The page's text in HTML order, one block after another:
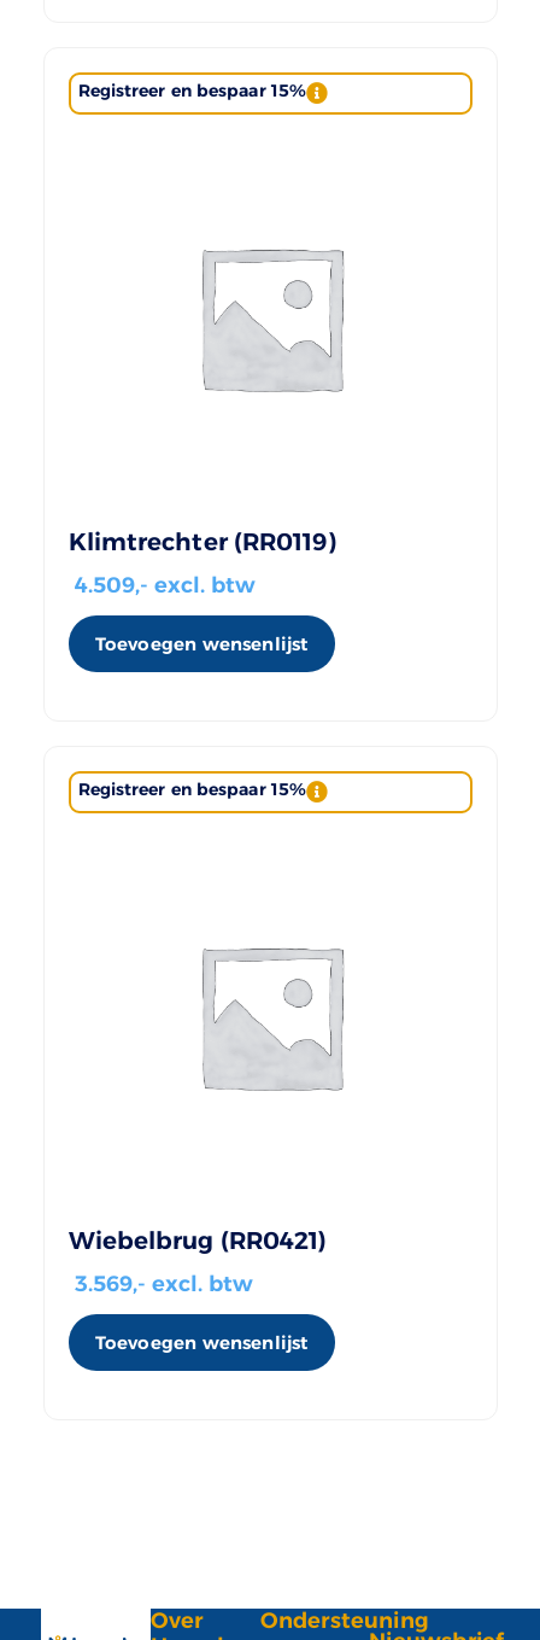
Registreer en bespaar 15%
Klimtrechter (RR0119)
4.509,- excl. btw
Toevoegen wensenlijst
Registreer en bespaar 15%
Wiebelbrug (RR0421)
3.569,- excl. btw
Toevoegen wensenlijst
Over
Ondersteuning